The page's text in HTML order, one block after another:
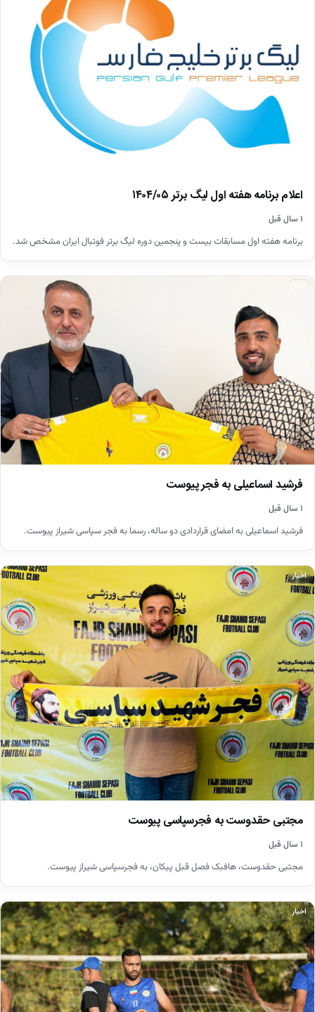
اعلام برنامه هفته اول لیگ برتر ۱۴۰۴/۰۵
۱ سال قبل
برنامه هفته اول مسابقات بیست و پنجمین دوره لیگ برتر فوتبال ایران مشخص شد.
فرشید اسماعیلی به فجر پیوست
۱ سال قبل
فرشید اسماعیلی به امضای قراردادی دو ساله، رسما به فجر سپاسی شیراز پیوست.
اخبار
مجتبی حقدوست به فجرسپاسی پیوست
۱ سال قبل
مجتبی حقدوست، هافبک فصل قبل پیکان، به فجرسپاسی شیراز پیوست.
اخبار